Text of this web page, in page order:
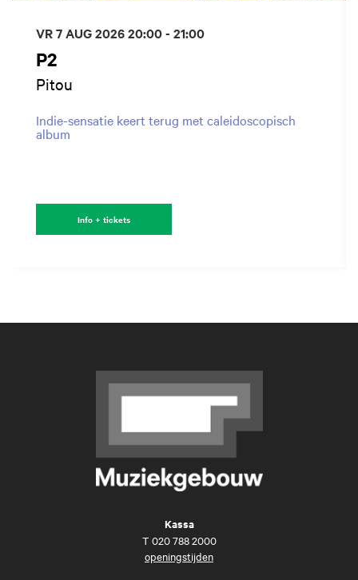
P2
Pitou
Indie-sensatie keert terug met caleidoscopisch
album
VR 7 AUG 202620:00 - 21:00
Info + tickets
Kassa
T 020 788 2000
openingstijden